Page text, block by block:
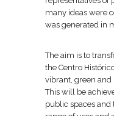
many ideas were
was generated in
The aim is to
the Centro
vibrant, green
This will be
public spaces